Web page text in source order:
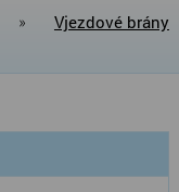
»
Vjezdové brány